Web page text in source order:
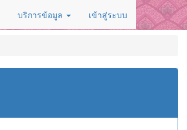
บริการข้อมูล เข้าสู่ระบบ